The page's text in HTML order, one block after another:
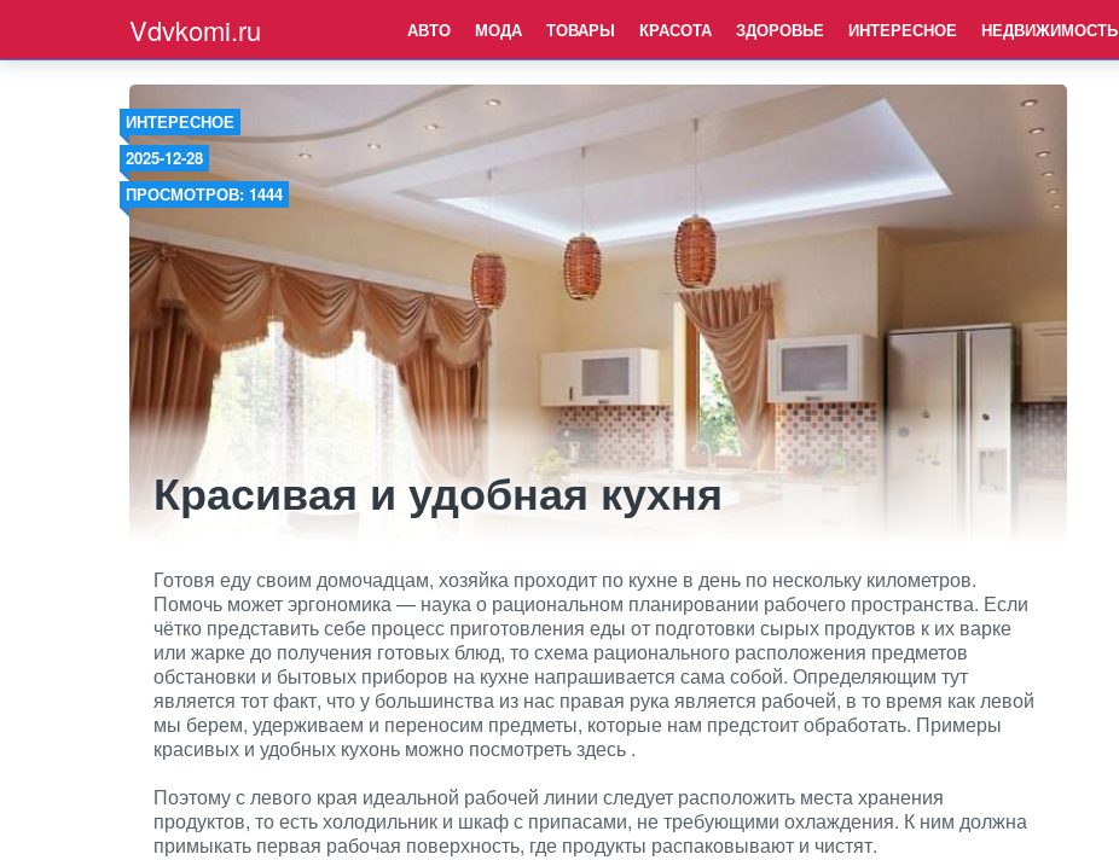
Vdvkomi.ru АВТО МОДА ТОВАРЫ КРАСОТА ЗДОРОВЬЕ ИНТЕРЕСНОЕ НЕДВИЖИМОСТЬ
ИНТЕРЕСНОЕ
2025-12-28
ПРОСМОТРОВ: 1444
Красивая и удобная кухня
Готовя еду своим домочадцам, хозяйка проходит по кухне в день по нескольку километров.
Помочь может эргономика — наука о рациональном планировании рабочего пространства. Если
чётко представить себе процесс приготовления еды от подготовки сырых продуктов к их варке
или жарке до получения готовых блюд, то схема рационального расположения предметов
обстановки и бытовых приборов на кухне напрашивается сама собой. Определяющим тут
является тот факт, что у большинства из нас правая рука является рабочей, в то время как левой
мы берем, удерживаем и переносим предметы, которые нам предстоит обработать. Примеры
красивых и удобных кухонь можно посмотреть здесь .
Поэтому с левого края идеальной рабочей линии следует расположить места хранения
продуктов, то есть холодильник и шкаф с припасами, не требующими охлаждения. К ним должна
примыкать первая рабочая поверхность, где продукты распаковывают и чистят.